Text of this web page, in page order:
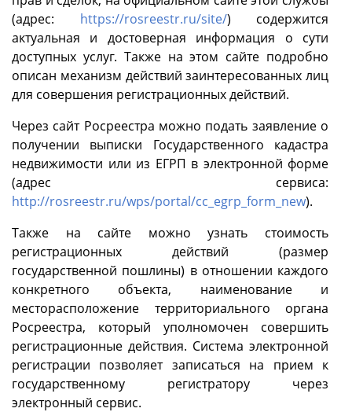
(адрес: https://rosreestr.ru/site/) содержится
актуальная и достоверная информация о сути
доступных услуг. Также на этом сайте подробно
описан механизм действий заинтересованных лиц
для совершения регистрационных действий.
Через сайт Росреестра можно подать заявление о
получении выписки Государственного кадастра
недвижимости или из ЕГРП в электронной форме
(адрес сервиса:
http://rosreestr.ru/wps/portal/cc_egrp_form_new).
Также на сайте можно узнать стоимость
регистрационных действий (размер
государственной пошлины) в отношении каждого
конкретного объекта, наименование и
месторасположение территориального органа
Росреестра, который уполномочен совершить
регистрационные действия. Система электронной
регистрации позволяет записаться на прием к
государственному регистратору через
электронный сервис.